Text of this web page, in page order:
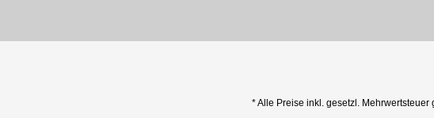
* Alle Preise inkl. gesetzl. Mehrwertsteuer